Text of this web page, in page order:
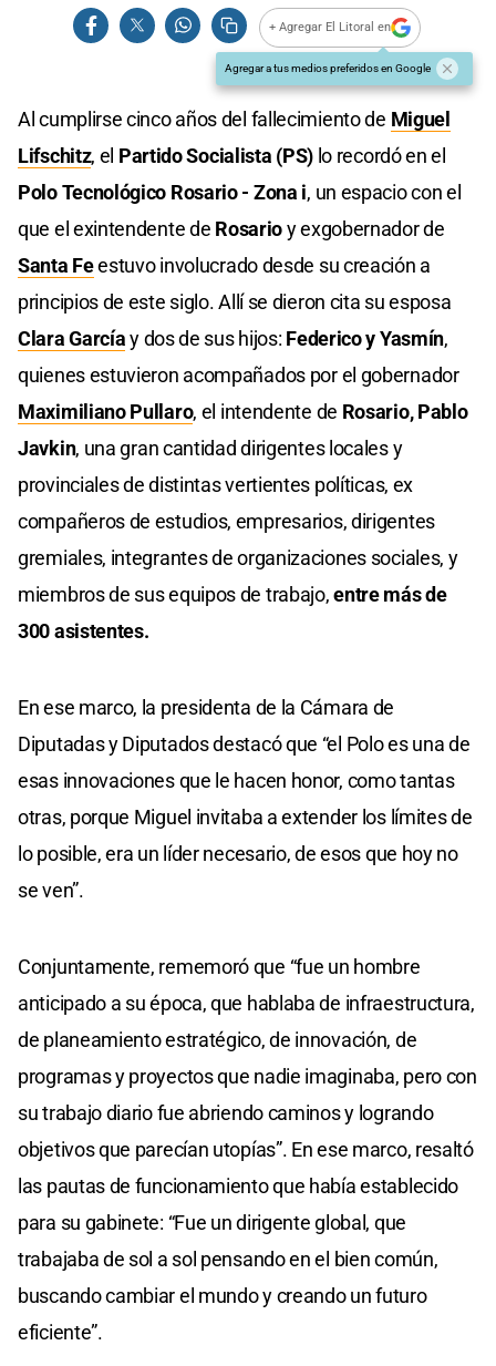
+ Agregar El Litoral en
Agregar a tus medios preferidos en Google
Al cumplirse cinco años del fallecimiento de Miguel
Lifschitz, el Partido Socialista (PS)lo recordó en el
Polo Tecnológico Rosario - Zona i, un espacio con el
que el exintendente de Rosarioy exgobernador de
Santa Feestuvo involucrado desde su creación a
principios de este siglo. Allí se dieron cita su esposa
Clara Garcíay dos de sus hijos: Federico y Yasmín,
quienes estuvieron acompañados por el gobernador
Maximiliano Pullaro, el intendente de Rosario, Pablo
Javkin, una gran cantidad dirigentes locales y
provinciales de distintas vertientes políticas, ex
compañeros de estudios, empresarios, dirigentes
gremiales, integrantes de organizaciones sociales, y
miembros de sus equipos de trabajo,entre más de
300 asistentes.
En ese marco, la presidenta de la Cámara de
Diputadas y Diputados destacó que “el Polo es una de
esas innovaciones que le hacen honor, como tantas
otras, porque Miguel invitaba a extender los límites de
lo posible, era un líder necesario, de esos que hoy no
se ven”.
Conjuntamente, rememoró que “fue un hombre
anticipado a su época, que hablaba de infraestructura,
de planeamiento estratégico, de innovación, de
programas y proyectos que nadie imaginaba, pero con
su trabajo diario fue abriendo caminos y logrando
objetivos que parecían utopías”. En ese marco, resaltó
las pautas de funcionamiento que había establecido
para su gabinete: “Fue un dirigente global, que
trabajaba de sol a sol pensando en el bien común,
buscando cambiar el mundo y creando un futuro
eficiente”.